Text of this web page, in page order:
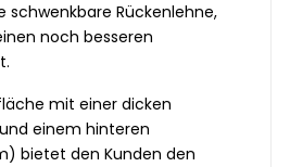
schwenkbare Rückenlehne,
noch besseren
mit einer dicken
einem hinteren
bietet den Kunden den